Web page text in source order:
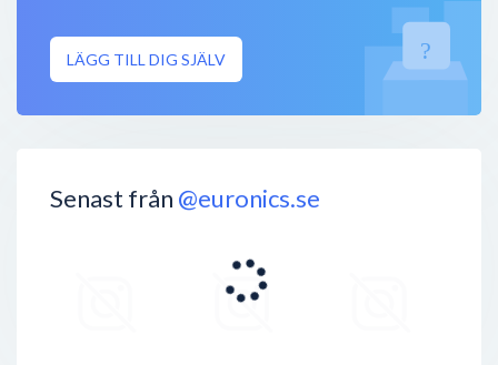
LÄGG TILL DIG SJÄLV
Senast från @euronics.se